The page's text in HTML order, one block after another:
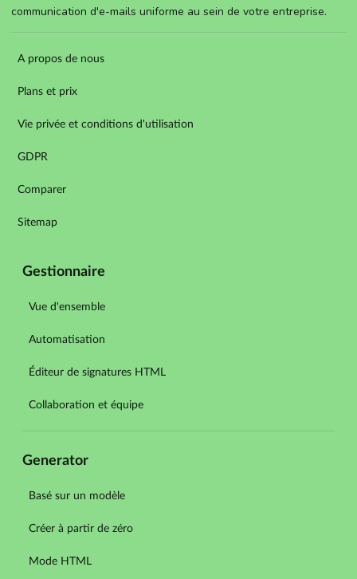
communication d'e-mails uniforme au sein de votre entreprise.
A propos de nous
Plans et prix
Vie privée et conditions d'utilisation
GDPR
Comparer
Sitemap
Gestionnaire
Vue d'ensemble
Automatisation
Éditeur de signatures HTML
Collaboration et équipe
Generator
Basé sur un modèle
Créer à partir de zéro
Mode HTML